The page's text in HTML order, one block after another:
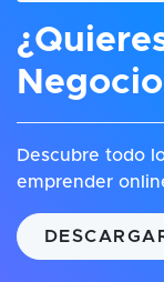
Descubre todo
emprender